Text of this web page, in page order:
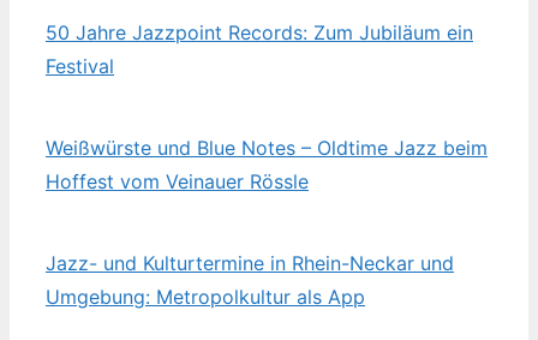
50 Jahre Jazzpoint Records: Zum Jubiläum ein
Festival
Weißwürste und Blue Notes – Oldtime Jazz beim
Hoffest vom Veinauer Rössle
Jazz- und Kulturtermine in Rhein-Neckar und
Umgebung: Metropolkultur als App